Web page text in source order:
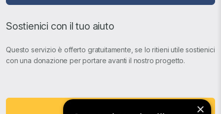
Sostienici con il tuo aiuto
Questo servizio è offerto gratuitamente, se lo ritieni utile sostienici
con una donazione per portare avanti il nostro progetto.
×